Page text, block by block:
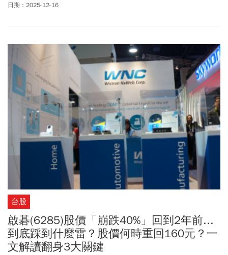
日期：2025-12-16
台股
啟碁(6285)股價「崩跌40%」回到2年前...
到底踩到什麼雷？股價何時重回160元？一
文解讀翻身3大關鍵